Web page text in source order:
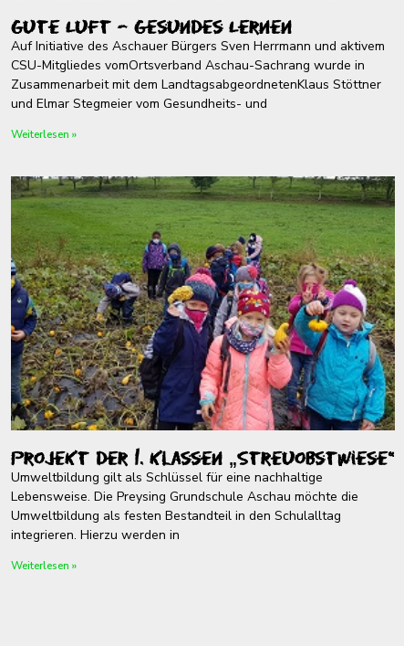
Gute Luft – gesundes Lernen
Auf Initiative des Aschauer Bürgers Sven Herrmann und aktivem
CSU-Mitgliedes vomOrtsverband Aschau-Sachrang wurde in
Zusammenarbeit mit dem LandtagsabgeordnetenKlaus Stöttner
und Elmar Stegmeier vom Gesundheits- und
Weiterlesen »
Projekt der 1. Klassen „Streuobstwiese“
Umweltbildung gilt als Schlüssel für eine nachhaltige
Lebensweise. Die Preysing Grundschule Aschau möchte die
Umweltbildung als festen Bestandteil in den Schulalltag
integrieren. Hierzu werden in
Weiterlesen »